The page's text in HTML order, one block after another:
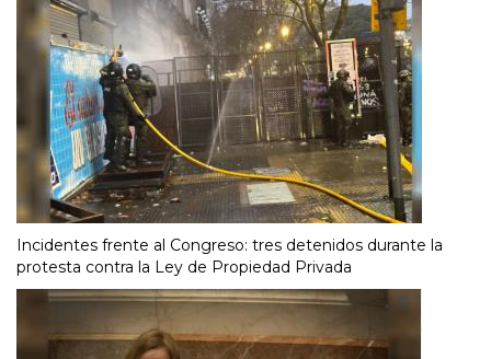
Incidentes frente al Congreso: tres detenidos durante la
protesta contra la Ley de Propiedad Privada